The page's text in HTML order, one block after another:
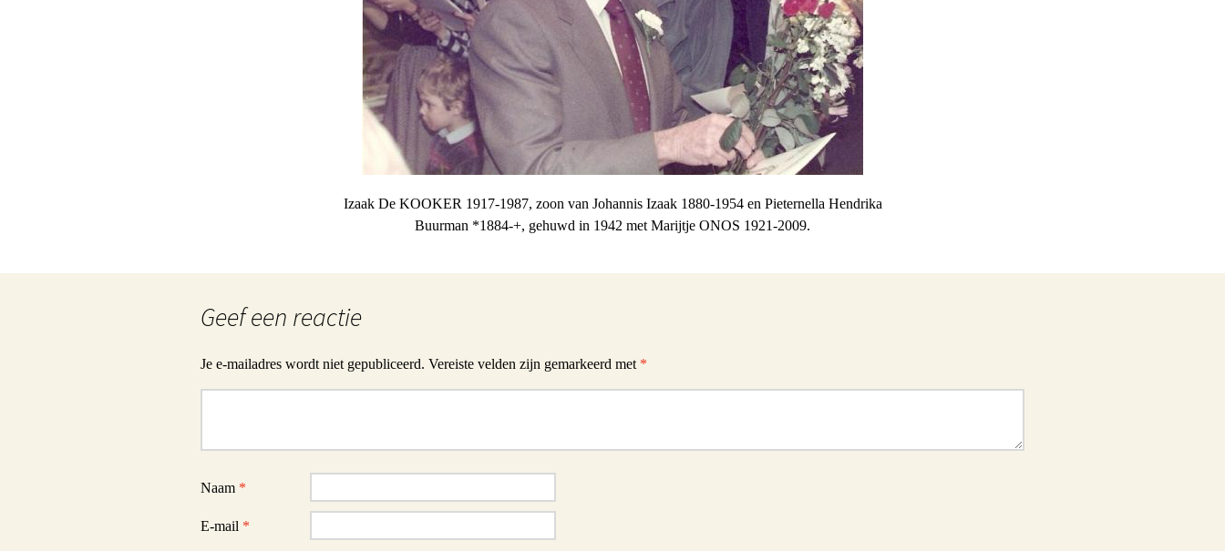
Izaak De KOOKER 1917-1987, zoon van Johannis Izaak 1880-1954 en Pieternella Hendrika
Buurman *1884-+, gehuwd in 1942 met Marijtje ONOS 1921-2009.
Geef een reactie
Je e-mailadres wordt niet gepubliceerd. Vereiste velden zijn gemarkeerd met *
Naam *
E-mail *